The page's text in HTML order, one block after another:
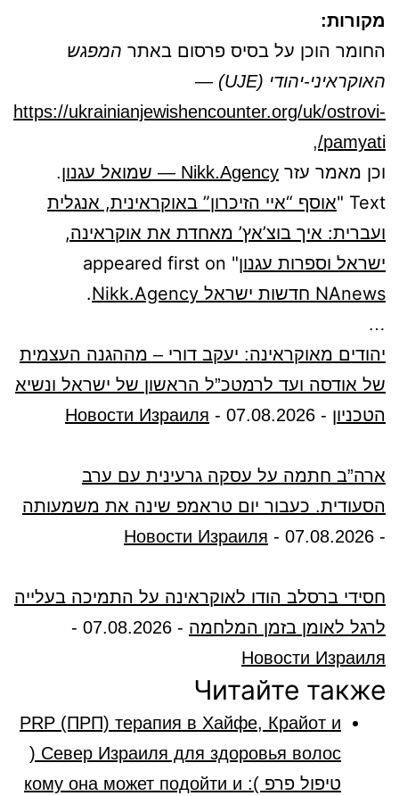
מקורות:
החומר הוכן על בסיס פרסום באתר המפגש
האוקראיני-יהודי (UJE)
—
https://ukrainianjewishencounter.org/uk/ostrovi-
pamyati/
,
וכן מאמר עזר Nikk.Agency — שמואל עגנון .
Text "
אוסף “איי הזיכרון” באוקראינית, אנגלית
ועברית: איך בוצ’אץ’ מאחדת את אוקראינה,
ישראל וספרות עגנון" appeared first on
NAnews חדשות ישראל Nikk.Agency
.
…
יהודים מאוקראינה: יעקב דורי – מההגנה העצמית
של אודסה ועד לרמטכ”ל הראשון של ישראל ונשיא
הטכניון -
07.08.2026
-
Новости Израиля
ארה”ב חתמה על עסקה גרעינית עם ערב
הסעודית. כעבור יום טראמפ שינה את משמעותה
-
07.08.2026
-
Новости Израиля
חסידי ברסלב הודו לאוקראינה על התמיכה בעלייה
לרגל לאומן בזמן המלחמה -
07.08.2026
-
Новости Израиля
Читайте также
PRP (ПРП) терапия в Хайфе, Крайот и
Север Израиля для здоровья волос (
טיפול פרפ ): кому она может подойти и